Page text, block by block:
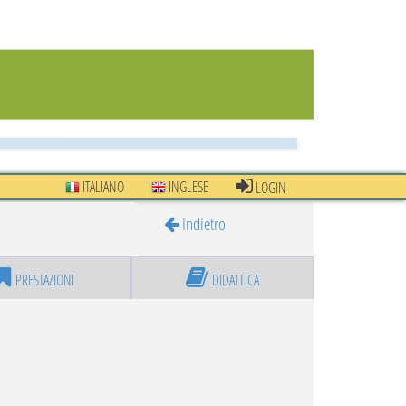
ITALIANO INGLESE
LOGIN
Indietro
PRESTAZIONI DIDATTICA